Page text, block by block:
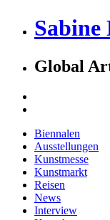
Sabine
Global
Biennalen
Ausstellungen
Kunstmesse
Kunstmarkt
Reisen
News
Interview